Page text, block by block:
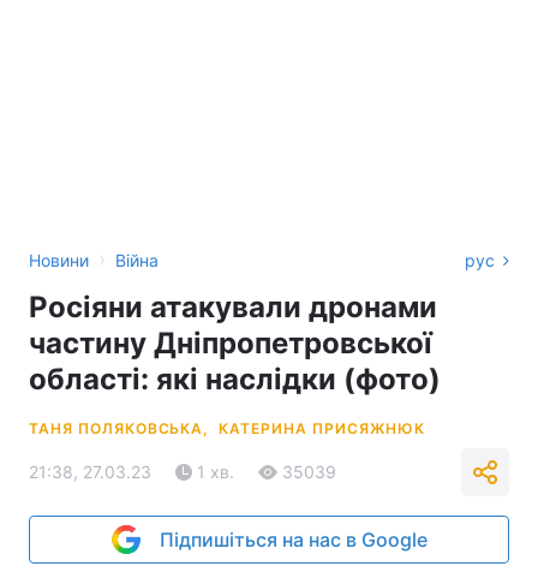
Новини › Війна рус
Росіяни атакували дронами
частину Дніпропетровської
області: які наслідки (фото)
ТАНЯ ПОЛЯКОВСЬКА, КАТЕРИНА ПРИСЯЖНЮК
21:38, 27.03.23 1 хв. 35039
Підпишіться на нас в Google